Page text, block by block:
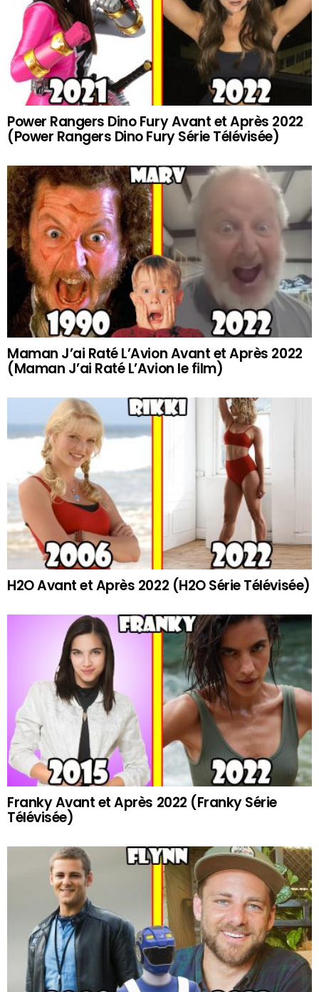
Power Rangers Dino Fury Avant et Après 2022
(Power Rangers Dino Fury Série Télévisée)
Maman J’ai Raté L’Avion Avant et Après 2022
(Maman J’ai Raté L’Avion le film)
H2O Avant et Après 2022 (H2O Série Télévisée)
Franky Avant et Après 2022 (Franky Série
Télévisée)